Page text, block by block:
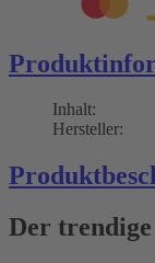
Inhalt:
Hersteller:
Der